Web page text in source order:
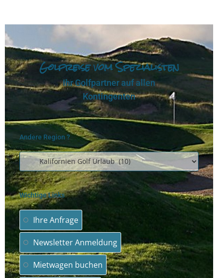
Golfreise vom Spezialisten
Ihr Golfpartner auf allen
Kontingenten
Andere Region ?
Wichtige Links
Ihre Anfrage
Newsletter Anmeldung
Mietwagen buchen